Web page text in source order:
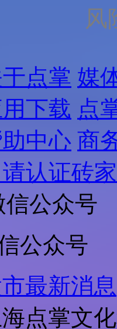
风
点掌 媒
下载 点
中心 商
认证砖家
公众号
最新消息
海点掌文